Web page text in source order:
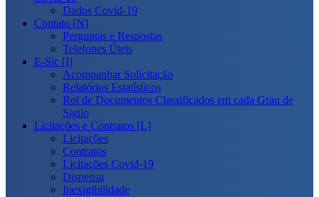
Dados Covid-19
Contato [N]
Perguntas e Respostas
Telefones Úteis
E-Sic [I]
Acompanhar Solicitação
Relatórios Estatísticos
Rol de Documentos Classificados em cada Grau de
Sigilo
Licitações e Contratos [L]
Licitações
Contratos
Licitações Covid-19
Dispensa
Inexigibilidade